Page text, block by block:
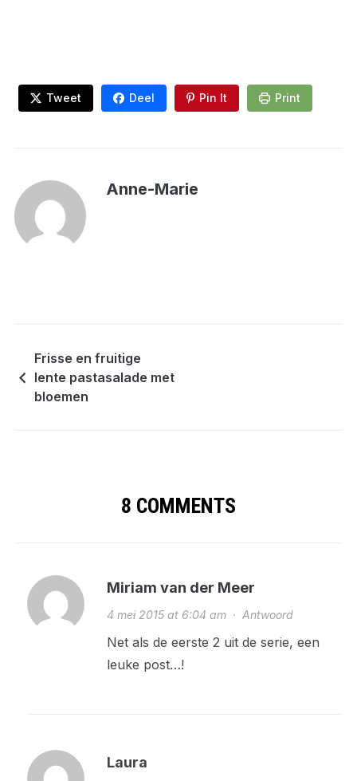
Tweet Deel Pin It Print
Anne-Marie
Frisse en fruitige
lente pastasalade met
bloemen
8 COMMENTS
Miriam van der Meer
4 mei 2015 at 6:04 am· Antwoord
Net als de eerste 2 uit de serie, een
leuke post…!
Laura